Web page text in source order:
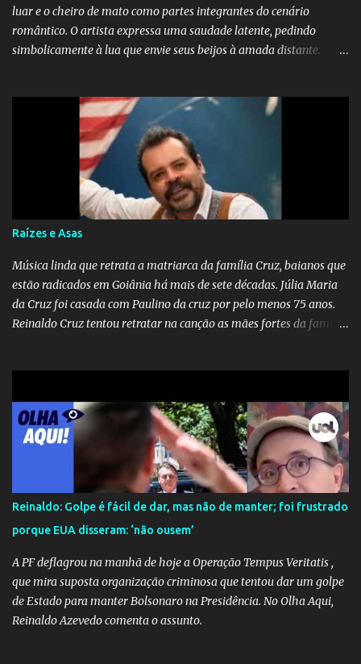
luar e o cheiro de mato como partes integrantes do cenário
romântico. O artista expressa uma saudade latente, pedindo
simbolicamente à lua que envie seus beijos à amada distante. A
destino. Reinaldo Cruz enfatiza que seu coração nasceu para ela e
que continuará esperando enquanto houver canções para entoar. A
obra conclui como uma promessa de fidelidade e esperança no
reencontro, unindo a tradição da viola com o sentimento universal
do amor. No geral, o vídeo apresenta uma narrativa lírica sobre a
persistência do afeto através do tempo e do espaço. YouTube
YouTube YouTube
Raízes e Asas
Música linda que retrata a matriarca da família Cruz, baianos que
estão radicados em Goiânia há mais de sete décadas. Júlia Maria
da Cruz foi casada com Paulino da cruz por pelo menos 75 anos.
Reinaldo Cruz tentou retratar na canção as mães fortes da família
Reinaldo: Golpe é fácil de dar, mas não de manter; foi frustrado
porque EUA disseram: ‘não ousem’
A PF deflagrou na manhã de hoje a Operação Tempus Veritatis ,
que mira suposta organização criminosa que tentou dar um golpe
de Estado para manter Bolsonaro na Presidência. No Olha Aqui,
Reinaldo Azevedo comenta o assunto.